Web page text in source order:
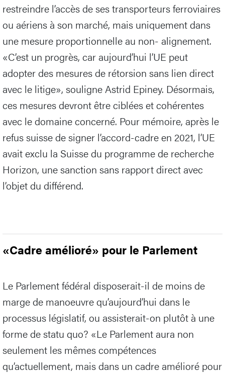
restreindre l’accès de ses transporteurs ferroviaires
ou aériens à son marché, mais uniquement dans
une mesure proportionnelle au non- alignement.
«C’est un progrès, car aujourd’hui l’UE peut
adopter des mesures de rétorsion sans lien direct
avec le litige», souligne Astrid Epiney. Désormais,
ces mesures devront être ciblées et cohérentes
avec le domaine concerné. Pour mémoire, après le
refus suisse de signer l’accord-cadre en 2021, l’UE
avait exclu la Suisse du programme de recherche
Horizon, une sanction sans rapport direct avec
l’objet du différend.
«Cadre amélioré» pour le Parlement
Le Parlement fédéral disposerait-il de moins de
marge de manoeuvre qu’aujourd’hui dans le
processus législatif, ou assisterait-on plutôt à une
forme de statu quo? «Le Parlement aura non
seulement les mêmes compétences
qu’actuellement, mais dans un cadre amélioré pour